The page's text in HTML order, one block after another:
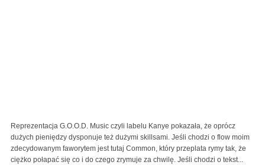
Reprezentacja G.O.O.D. Music czyli labelu Kanye pokazała, że oprócz
dużych pieniędzy dysponuje też dużymi skillsami. Jeśli chodzi o flow moim
zdecydowanym faworytem jest tutaj Common, który przeplata rymy tak, że
ciężko połapać się co i do czego zrymuje za chwilę. Jeśli chodzi o tekst...